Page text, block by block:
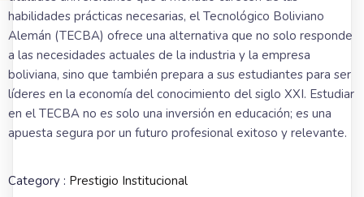
habilidades prácticas necesarias, el Tecnológico Boliviano
Alemán (TECBA) ofrece una alternativa que no solo responde
a las necesidades actuales de la industria y la empresa
boliviana, sino que también prepara a sus estudiantes para ser
líderes en la economía del conocimiento del siglo XXI. Estudiar
en el TECBA no es solo una inversión en educación; es una
apuesta segura por un futuro profesional exitoso y relevante.
Category : Prestigio Institucional